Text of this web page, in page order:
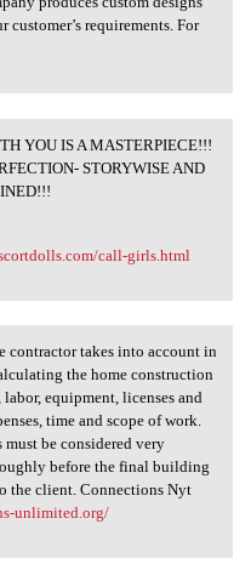
customer’s requirements. For
YOU IS A
YOU IS A MASTERPIECE!!!
STORYWISE AND
call-girls.html
contractor
contractor takes into account in
the home construction
labor, equipment, licenses and
time and scope of work.
must be considered very
before the final building
the client. Connections Nyt
unlimited.org/